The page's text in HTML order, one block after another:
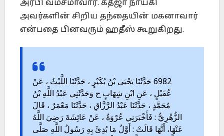
அரபி வம்சமாவார். கதீஜா நாயகி
அவர்களின் சிறிய தந்தையின் மகனாவார்
என்பதை பினவரும் ஹதீஸ் கூறுகிறது.
6982 حَدَّثَنَا يَحْيَى بْنُ بُكَيْرٍ ، حَدَّثَنَا اللَّيْثُ ، عَنْ
عُقَيْلٍ ، عَنِ ابْنِ شِهَابٍ ح وَحَدَّثَنِي عَبْدُ اللَّهِ بْنُ
مُحَمَّدٍ ، حَدَّثَنَا عَبْدُ الرَّزَّاقِ ، حَدَّثَنَا مَعْمَرٌ ، قَالَ
الزُّهْرِيُّ : فَأَخْبَرَنِي عُرْوَةُ ، عَنْ عَائِشَةَ رَضِيَ اللَّهُ
عَنْهَا، أَنَّهَا قَالَتْ : أَوَّلُ مَا بُدِئَ بِهِ رَسُولُ اللَّهِ صَلَّى